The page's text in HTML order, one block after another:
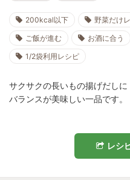
200kcal以下 野菜だけ
ご飯が進む
お酒に合う
1/2袋利用レシピ
サクサクの長いもの揚げだし
バランスが美味しい一品です。
レシ